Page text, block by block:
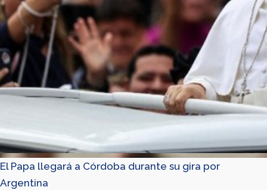
El Papa llegará a Córdoba durante su gira por
Argentina